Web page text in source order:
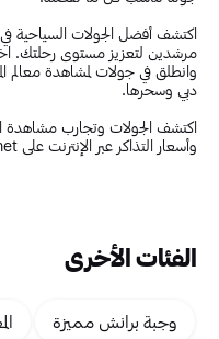
اكتشف أفضل الجولات السياحية
مرشدين لتعزيز مستوى رحلتك.
وانطلق في جولات لمشاهدة معالم
دبي وسحرها.
اكتشف الجولات وتجارب مشاهدة
وأسعار التذاكر عبر الإنترنت على Platinumlist.net.
الفئات الأخرى
وجبة برانش مميزة